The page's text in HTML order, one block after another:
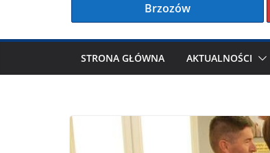
Brzozów
STRONA GŁÓWNA AKTUALNOŚCI